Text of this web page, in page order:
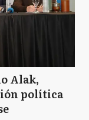
Alak,
política